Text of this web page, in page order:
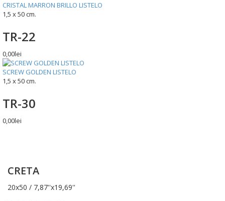
CRISTAL MARRON BRILLO LISTELO
1,5 x 50 cm.
TR-22
0,00lei
SCREW GOLDEN LISTELO
1,5 x 50 cm.
TR-30
0,00lei
CRETA
20x50 / 7,87''x19,69''